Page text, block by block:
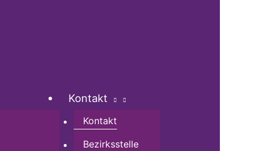
Kontakt
Kontakt
Bezirksstelle